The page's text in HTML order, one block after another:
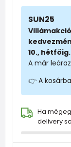
SUN25
Villámakció
10., hétfőig.
A már
👉 A
Ha
delivery